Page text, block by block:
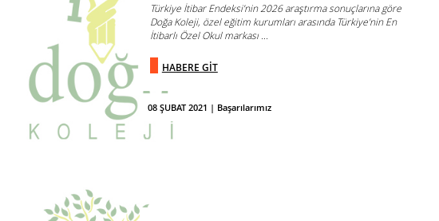
08 ŞUBAT 2021 | Başarılarımız
Türkiye İtibar Endeksi’nin 2026 araştırma sonuçlarına göre
Doğa Koleji, özel eğitim kurumları arasında Türkiye’nin En
İtibarlı Özel Okul markası ...
HABERE GİT